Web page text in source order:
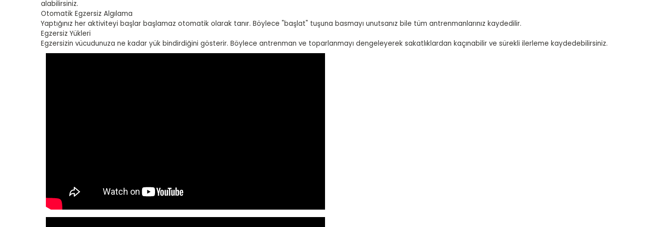
alabilirsiniz.
Otomatik Egzersiz Algılama
Yaptığınız her aktiviteyi başlar başlamaz otomatik olarak tanır. Böylece "başlat" tuşuna basmayı unutsanız bile tüm antrenmanlarınız kaydedilir.
Egzersiz Yükleri
Egzersizin vücudunuza ne kadar yük bindirdiğini gösterir. Böylece antrenman ve toparlanmayı dengeleyerek sakatlıklardan kaçınabilir ve sürekli ilerleme kaydedebilirsiniz.